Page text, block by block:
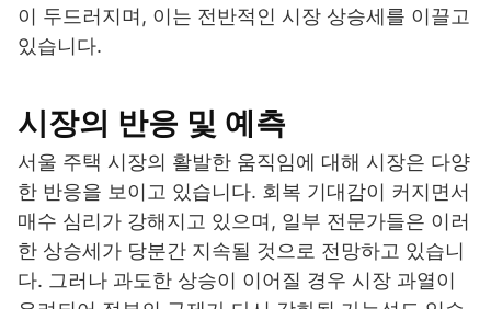
이 두드러지며, 이는 전반적인 시장 상승세를 이끌고
있습니다.
시장의 반응 및 예측
서울 주택 시장의 활발한 움직임에 대해 시장은 다양
한 반응을 보이고 있습니다. 회복 기대감이 커지면서
매수 심리가 강해지고 있으며, 일부 전문가들은 이러
한 상승세가 당분간 지속될 것으로 전망하고 있습니
다. 그러나 과도한 상승이 이어질 경우 시장 과열이